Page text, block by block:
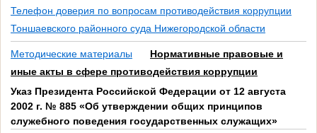
Телефон доверия по вопросам противодействия коррупции
Тоншаевского районного суда Нижегородской области
Методические материалы
Нормативные правовые и
иные акты в сфере противодействия коррупции
Указ Президента Российской Федерации от 12 августа
2002 г. № 885 «Об утверждении общих принципов
служебного поведения государственных служащих»